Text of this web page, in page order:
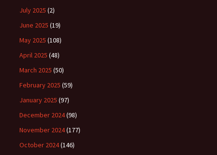
July 2025 (2)
June 2025 (19)
May 2025 (108)
April 2025 (48)
March 2025 (50)
February 2025 (59)
January 2025 (97)
December 2024(98)
November 2024(177)
October 2024(146)